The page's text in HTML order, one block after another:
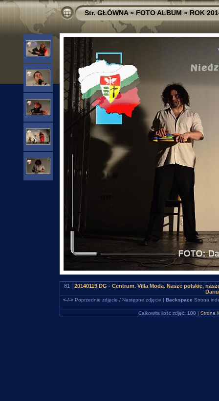
Str. GŁÓWNA»FOTO ALBUM»ROK
81 | 20140119 DG - Centrum. Villa Moda. Nasze polskie,
<-/->Poprzednie zdjęcie / Następne zdjęcie | Backspace Strona
Całkowita ilość zdjęć: 100 | Strona